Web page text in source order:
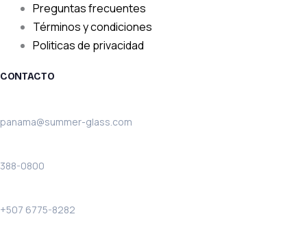
Preguntas frecuentes
Términos y condiciones
Politicas de privacidad
CONTACTO
panama@summer-glass.com
388-0800
+507 6775-8282